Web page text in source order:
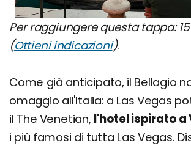
Per raggiungere questa tappa:
(Ottieni indicazioni).
Come già anticipato, il Bellagio
omaggio all'Italia: a Las Vegas
il The Venetian, l'hotel ispirato a
i più famosi di tutta Las Vegas.